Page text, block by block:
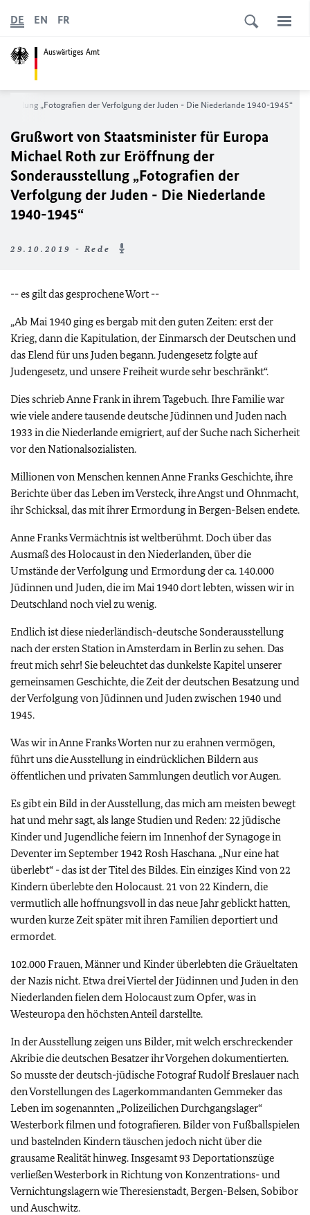
Auswärtiges Amt
DE EN FR
„Fotografien der Verfolgung der Juden - Die Niederlande 1940-1945“
Grußwort von Staatsminister für Europa
Michael Roth zur Eröffnung der
Sonderausstellung „Fotografien der
Verfolgung der Juden - Die Niederlande
1940-1945“
29.10.2019 - Rede
-- es gilt das gesprochene Wort --
„Ab Mai 1940 ging es bergab mit den guten Zeiten: erst der
Krieg, dann die Kapitulation, der Einmarsch der Deutschen und
das Elend für uns Juden begann. Judengesetz folgte auf
Judengesetz, und unsere Freiheit wurde sehr beschränkt“.
Dies schrieb Anne Frank in ihrem Tagebuch. Ihre Familie war
wie viele andere tausende deutsche Jüdinnen und Juden nach
1933 in die Niederlande emigriert, auf der Suche nach Sicherheit
vor den Nationalsozialisten.
Millionen von Menschen kennen Anne Franks Geschichte, ihre
Berichte über das Leben im Versteck, ihre Angst und Ohnmacht,
ihr Schicksal, das mit ihrer Ermordung in Bergen-Belsen endete.
Anne Franks Vermächtnis ist weltberühmt. Doch über das
Ausmaß des Holocaust in den Niederlanden, über die
Umstände der Verfolgung und Ermordung der ca. 140.000
Jüdinnen und Juden, die im Mai 1940 dort lebten, wissen wir in
Deutschland noch viel zu wenig.
Endlich ist diese niederländisch-deutsche Sonderausstellung
nach der ersten Station in Amsterdam in Berlin zu sehen. Das
freut mich sehr! Sie beleuchtet das dunkelste Kapitel unserer
gemeinsamen Geschichte, die Zeit der deutschen Besatzung und
der Verfolgung von Jüdinnen und Juden zwischen 1940 und
1945.
Was wir in Anne Franks Worten nur zu erahnen vermögen,
führt uns die Ausstellung in eindrücklichen Bildern aus
öffentlichen und privaten Sammlungen deutlich vor Augen.
Es gibt ein Bild in der Ausstellung, das mich am meisten bewegt
hat und mehr sagt, als lange Studien und Reden: 22 jüdische
Kinder und Jugendliche feiern im Innenhof der Synagoge in
Deventer im September 1942 Rosh Haschana. „Nur eine hat
überlebt“ - das ist der Titel des Bildes. Ein einziges Kind von 22
Kindern überlebte den Holocaust. 21 von 22 Kindern, die
vermutlich alle hoffnungsvoll in das neue Jahr geblickt hatten,
wurden kurze Zeit später mit ihren Familien deportiert und
ermordet.
102.000 Frauen, Männer und Kinder überlebten die Gräueltaten
der Nazis nicht. Etwa drei Viertel der Jüdinnen und Juden in den
Niederlanden fielen dem Holocaust zum Opfer, was in
Westeuropa den höchsten Anteil darstellte.
In der Ausstellung zeigen uns Bilder, mit welch erschreckender
Akribie die deutschen Besatzer ihr Vorgehen dokumentierten.
So musste der deutsch-jüdische Fotograf Rudolf Breslauer nach
den Vorstellungen des Lagerkommandanten Gemmeker das
Leben im sogenannten „Polizeilichen Durchgangslager“
Westerbork filmen und fotografieren. Bilder von Fußballspielen
und bastelnden Kindern täuschen jedoch nicht über die
grausame Realität hinweg. Insgesamt 93 Deportationszüge
verließen Westerbork in Richtung von Konzentrations- und
Vernichtungslagern wie Theresienstadt, Bergen-Belsen, Sobibor
und Auschwitz.